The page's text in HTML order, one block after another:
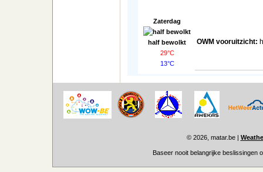
Zaterdag
half bewolkt
29°C
13°C
OWM vooruitzicht:
© 2026, matar.be |
Baseer nooit belangrijke beslissingen